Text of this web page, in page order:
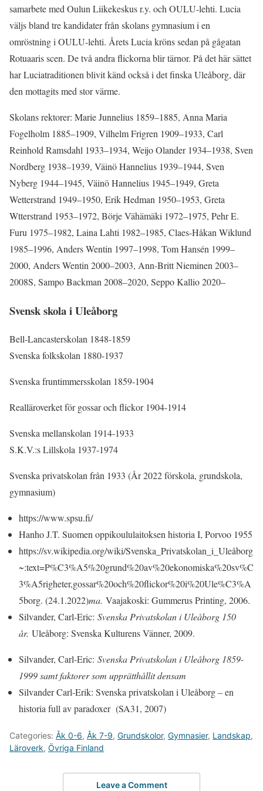
samarbete med Oulun Liikekeskus r.y. och OULU-lehti. Lucia
väljs bland tre kandidater från skolans gymnasium i en
omröstning i OULU-lehti. Årets Lucia kröns sedan på gågatan
Rotuaaris scen. De två andra flickorna blir tärnor. På det här sättet
har Luciatraditionen blivit känd också i det finska Uleåborg, där
den mottagits med stor värme.
Skolans rektorer: Marie Junnelius 1859–1885, Anna Maria
Fogelholm 1885–1909, Vilhelm Frigren 1909–1933, Carl
Reinhold Ramsdahl 1933–1934, Weijo Olander 1934–1938, Sven
Nordberg 1938–1939, Väinö Hannelius 1939–1944, Sven
Nyberg 1944–1945, Väinö Hannelius 1945–1949, Greta
Wetterstrand 1949–1950, Erik Hedman 1950–1953, Greta
Wtterstrand 1953–1972, Börje Vähämäki 1972–1975, Pehr E.
Furu 1975–1982, Laina Lahti 1982–1985, Claes-Håkan Wiklund
1985–1996, Anders Wentin 1997–1998, Tom Hansén 1999–
2000, Anders Wentin 2000–2003, Ann-Britt Nieminen 2003–
2008S, Sampo Backman 2008–2020, Seppo Kallio 2020–
Svensk skola i Uleåborg
Bell-Lancasterskolan 1848-1859
Svenska folkskolan 1880-1937
Svenska fruntimmersskolan 1859-1904
Realläroverket för gossar och flickor 1904-1914
Svenska mellanskolan 1914-1933
S.K.V.:s Lillskola 1937-1974
Svenska privatskolan från 1933 (År 2022 förskola, grundskola,
gymnasium)
https://www.spsu.fi/
Hanho J.T. Suomen oppikoululaitoksen historia I, Porvoo 1955
https://sv.wikipedia.org/wiki/Svenska_Privatskolan_i_Uleåborg
~:text=P%C3%A5%20grund%20av%20ekonomiska%20sv%C
3%A5righeter,gossar%20och%20flickor%20i%20Ule%C3%A
5borg. (24.1.2022)ma. Vaajakoski: Gummerus Printing, 2006.
Silvander, Carl-Eric: Svenska Privatskolan i Uleåborg 150
år. Uleåborg: Svenska Kulturens Vänner, 2009.
Silvander, Carl-Eric: Svenska Privatskolan i Uleåborg 1859-
1999 samt faktorer som upprätthållit densam
Silvander Carl-Erik: Svenska privatskolan i Uleåborg – en
historia full av paradoxer (SA31, 2007)
Categories: Åk 0-6, Åk 7-9, Grundskolor, Gymnasier, Landskap,
Läroverk, Övriga Finland
Leave a Comment